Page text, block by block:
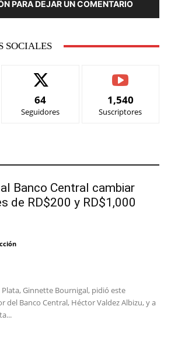
PARA DEJAR UN COMENTARIO
SOCIALES
64
Seguidores
1,540
Suscriptores
Banco Central cambiar
de RD$200 y RD$1,000
Ginnette Bournigal, pidió este
del Banco Central, Héctor Valdez Albizu, y a